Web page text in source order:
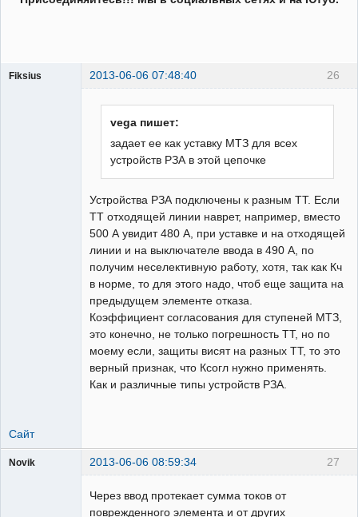
26
Fiksius 2013-06-06 07:48:40
vega пишет:
задает ее как уставку МТЗ для всех
устройств РЗА в этой цепочке
Устройства РЗА подключены к разным ТТ. Если
ТТ отходящей линии наврет, например, вместо
500 А увидит 480 А, при уставке и на отходящей
линии и на выключателе ввода в 490 А, по
получим неселективную работу, хотя, так как Кч
в норме, то для этого надо, чтоб еще защита на
предыдущем элементе отказа.
Коэффициент согласования для ступеней МТЗ,
это конечно, не только погрешность ТТ, но по
моему если, защиты висят на разных ТТ, то это
верный признак, что Ксогл нужно применять.
Как и различные типы устройств РЗА.
Сайт
27
Novik 2013-06-06 08:59:34
Через ввод протекает сумма токов от
поврежденного элемента и от других